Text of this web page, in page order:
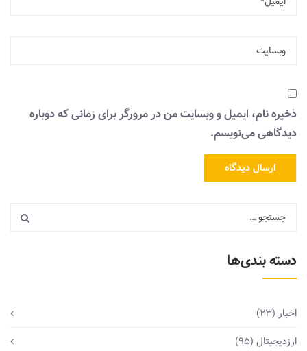
ذخیره نام، ایمیل و وبسایت من در مرورگر برای زمانی که دوباره
دیدگاهی می‌نویسم.
دسته بندی‌ها
اخبار (23)
ارزدیجیتال (95)